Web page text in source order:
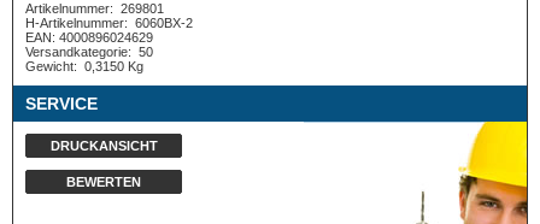
Artikelnummer: 269801
H-Artikelnummer: 6060BX-2
EAN: 4000896024629
Versandkategorie: 50
Gewicht: 0,3150 Kg
SERVICE
DRUCKANSICHT
BEWERTEN